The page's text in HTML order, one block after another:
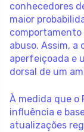
conhecedores
maior
abuso. Assim, a
aperfeiçoada e
dorsal de um
À medida que o
influência e
atualizações